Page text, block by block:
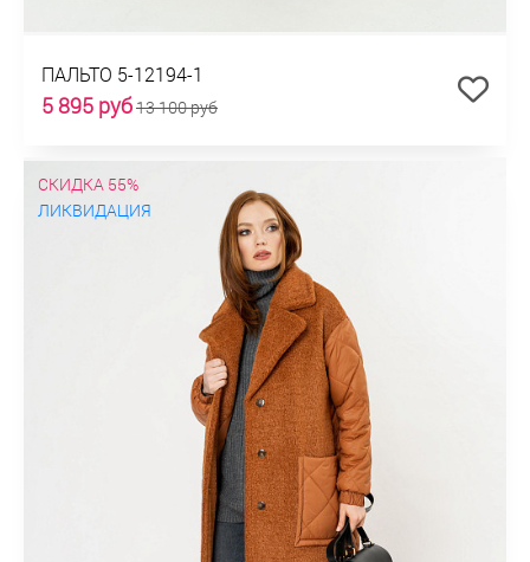
ПАЛЬТО 5-12194-1
5 895 руб13 100 руб
СКИДКА 55%
ЛИКВИДАЦИЯ